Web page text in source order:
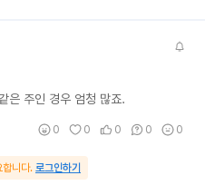
은 주인 경우 엄청 많죠.
0 0 0 0 0
합니다. 로그인하기